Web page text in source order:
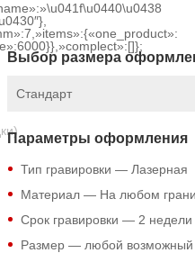
Выбор размера
Стандарт
Параметры оформления
Тип гравировки — Лазерная
Материал — На любом
Срок гравировки — 2 недели
Размер — любой возможный